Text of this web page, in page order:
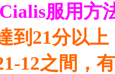
服用方
到21分以
12之間，